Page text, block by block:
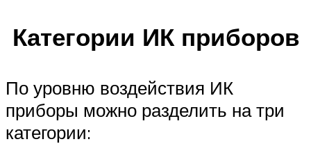
Категории ИК приборов
По уровню воздействия ИК
приборы можно разделить на три
категории: